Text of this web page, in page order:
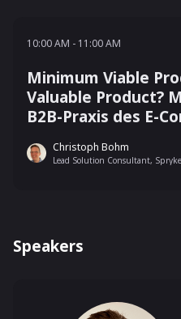
Minimum Viable
Valuable Product?
B2B-Praxis des E-
10:00 AM - 11:00 AM
Christoph Bohm
Lead Solution Consultant,
Speakers